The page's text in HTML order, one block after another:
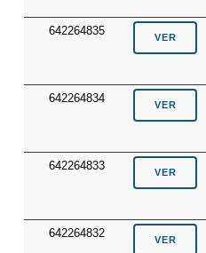
642264835
642264834
642264833
642264832